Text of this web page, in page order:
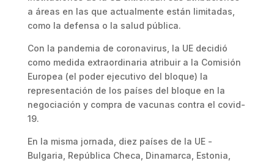
a áreas en las que actualmente están limitadas,
como la defensa o la salud pública.
Con la pandemia de coronavirus, la UE decidió
como medida extraordinaria atribuir a la Comisión
Europea (el poder ejecutivo del bloque) la
representación de los países del bloque en la
negociación y compra de vacunas contra el covid-
19.
En la misma jornada, diez países de la UE -
Bulgaria, República Checa, Dinamarca, Estonia,